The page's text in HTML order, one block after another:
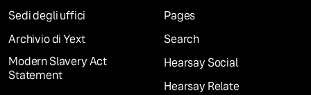
Sedi degli uffici
Archivio di Yext
Modern Slavery Act
Statement
Pages
Search
Hearsay Social
Hearsay Relate